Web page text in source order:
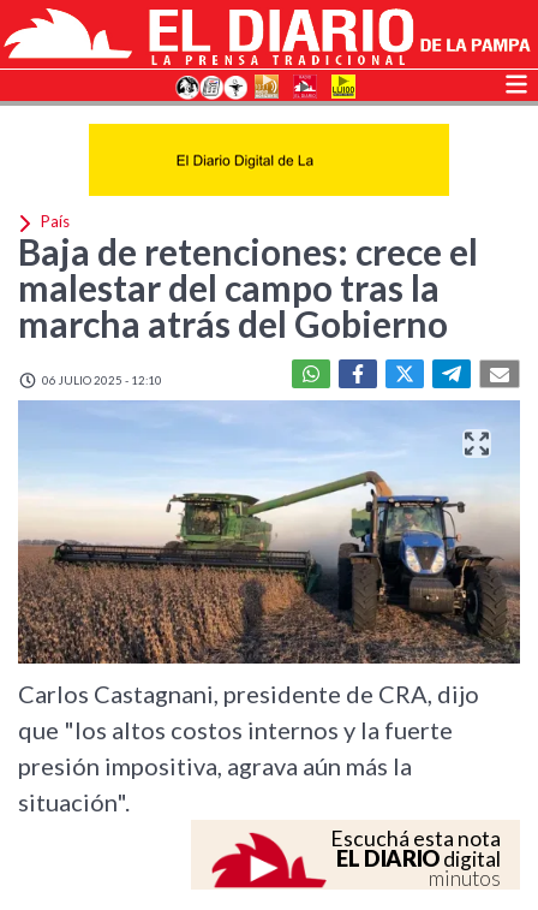
País
Baja de retenciones: crece el
malestar del campo tras la
marcha atrás del Gobierno
06 JULIO 2025 - 12:10
Carlos Castagnani, presidente de CRA, dijo
que "los altos costos internos y la fuerte
presión impositiva, agrava aún más la
situación".
Escuchá esta nota
EL DIARIOdigital
minutos